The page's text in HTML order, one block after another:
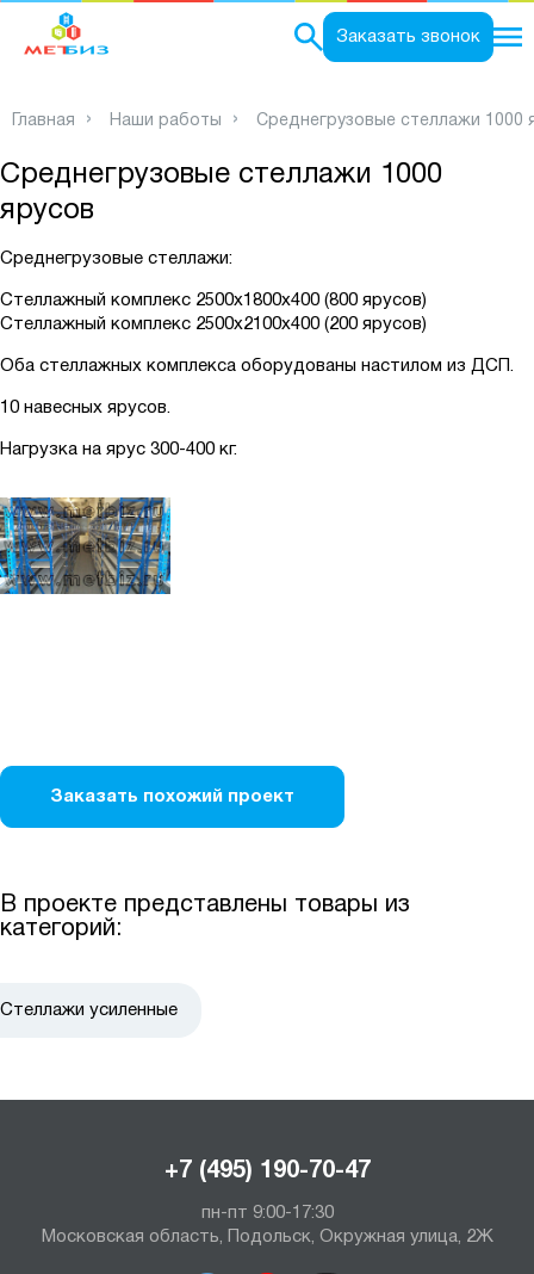
Заказать звонок
Главная Наши работы Среднегрузовые стеллажи 1000
Среднегрузовые стеллажи 1000
ярусов
Среднегрузовые стеллажи:
Стеллажный комплекс 2500х1800х400 (800 ярусов)
Стеллажный комплекс 2500х2100х400 (200 ярусов)
Оба стеллажных комплекса оборудованы настилом из ДСП.
10 навесных ярусов.
Нагрузка на ярус 300-400 кг.
Заказать похожий проект
В проекте представлены товары из
категорий:
Стеллажи усиленные
+7 (495) 190-70-47
пн-пт 9:00-17:30
Московская область, Подольск, Окружная улица, 2Ж